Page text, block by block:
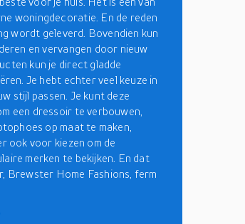
woningdecoratie. En de reden
wordt geleverd. Bovendien kun
en vervangen door nieuw
kun je direct gladde
Je hebt echter veel keuze in
stijl passen. Je kunt deze
een dressoir te verbouwen,
op maat te maken,
ook voor kiezen om de
merken te bekijken. En dat
Brewster Home Fashions, ferm